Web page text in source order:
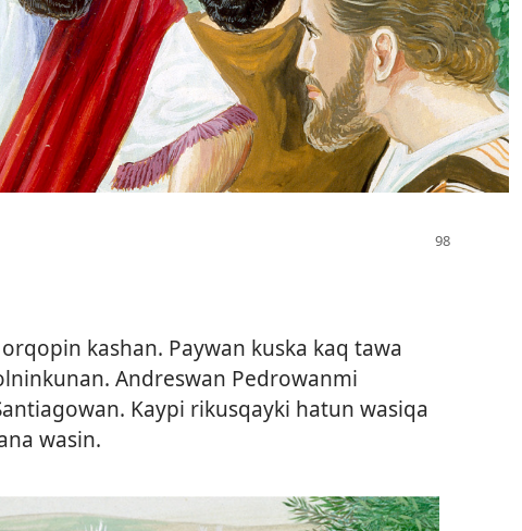
kashan. Paywan kuska kaq tawa
Andreswan Pedrowanmi
Kaypi rikusqayki hatun wasiqa
wasin.